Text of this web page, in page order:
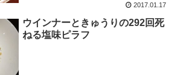
2017.01.17
ウインナーときゅうりの292回死
ねる塩味ピラフ